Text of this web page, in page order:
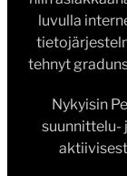
luvulla
tehnyt
Nykyisin
suunnittelu-